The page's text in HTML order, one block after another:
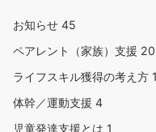
お知らせ 45
ペアレント（家族）支援 20
ライフスキル獲得の考え方
体幹／運動支援 4
児童発達支援とは 1